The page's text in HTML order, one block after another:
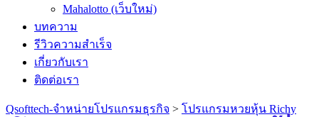
Mahalotto (เว็บใหม่)
บทความ
รีวิวความสำเร็จ
เกี่ยวกับเรา
ติดต่อเรา
Qsofttech-จำหน่ายโปรแกรมธุรกิจ > โปรแกรมหวยหุ้น Richy